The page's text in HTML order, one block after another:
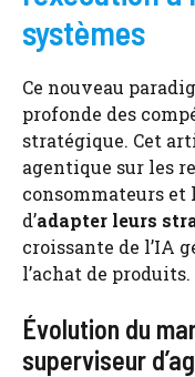
systèmes
Ce nouveau
profonde des
stratégique. Cet
agentique sur les
consommateurs et
d’adapter leurs
croissante de l’IA
l’achat de produits.
Évolution du
superviseur